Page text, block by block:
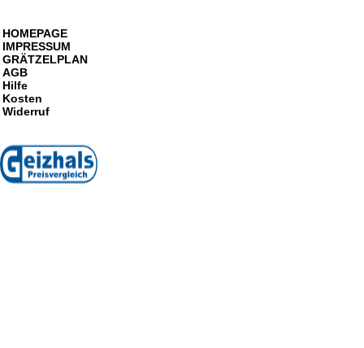
HOMEPAGE
IMPRESSUM
GRÄTZELPLAN
AGB
Hilfe
Kosten
Widerruf